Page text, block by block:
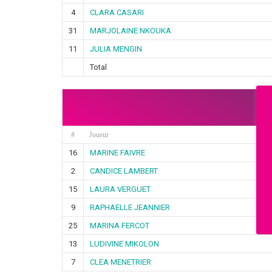
4
CLARA CASARI
31
MARJOLAINE NKOUKA
11
JULIA MENGIN
Total
# Joueur
16 MARINE FAIVRE
2
CANDICE LAMBERT
15
LAURA VERGUET
9
RAPHAELLE JEANNIER
25
MARINA FERCOT
13
LUDIVINE MIKOLON
7
CLEA MENETRIER